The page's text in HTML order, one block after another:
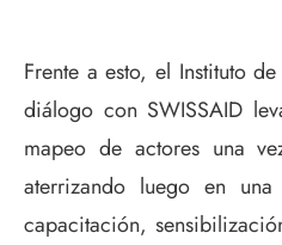
Frente a esto, el Instituto
diálogo con SWISSAID
mapeo de actores una
aterrizando luego en
capacitación,